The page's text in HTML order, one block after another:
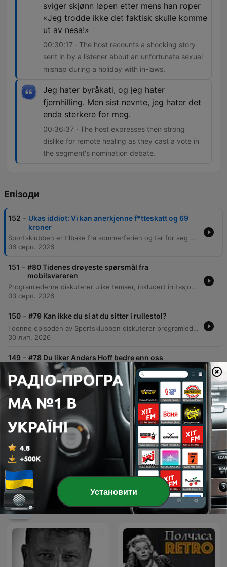
sviger skjønn løpen etter mens han roper
«Jeg trodde ikke det faktisk skulle komme
ut av nesa!»
00:30:17 · The host recounts a shocking story
sent in by a listener about an unfortunate sexual
mishap during a holiday with in-laws.
Jeg hater byråkati, og jeg hater
fjernhilling. Men sist nevnte, jeg hater det
enda sterkere for meg.
00:36:37 · The host expresses their strong
dislike for remote healing as they cast a vote in
the segment's nomination debate.
Епізоди
152 - Ukas iddiot: Vi kan anerkjenne f*tteskatt og 69
kroner
Sportsklubben er tilbake fra sommerferien og tar for seg alt fra virale Instagram-reklamer og 'pop-sjokk' på fotballkamper til politiske utspill om Erling Braut Haaland. Programlederne diskuterer også kontroversielle debatter om sosial etikette i naturen og menns oppførsel i skogen. Episoden går videre med lytterinnspill og absurde nyheter, inkludert historier om 'fitteskatt', fjernhealing for dyr og en rystende lytterhistorie om et mislykket seksuelt eksperiment under en familieferie. Programmet avsluttes med informasjon om kommende live-show.
06 серп. 2026
151 - #80 Tidenes drøyeste spørsmål fra
mobilsvareren
Programlederne diskuterer ulike temaer, inkludert irritasjon over matvideoer på sosiale medier og deres egne matpreferanser. Samtalen beveger seg videre til et ekstremt og kontroversielt tankeeksperiment om et incestuøst dilemma. Episoden utforsker også debatten om objektive kriterier for god musikk, med sammenligninger mellom Elvis og moderne strømmetrender, før den avsluttes med en diskusjon om hvordan vannmolekyler reagerer på ulike typer lyd og energi.
03 серп. 2026
150 - #79 Kan ikke du si at du sitter i rullestol?
I denne episoden av Sportsklubben diskuterer programlederne overgangen fra sommer til høst, samt de emosjonelle aspektene ved at ferien nærmer seg slutten. De reflekterer over gleden ved å se frem til ting kontra det å leve i øyeblikket. Programmet går videre til å svare på lytterspørsmål om alt fra Uber-rating og personlige erfaringer med transporttjenester, til hvem som er dårligst på byggeprosjekter. De diskuterer også favoritt-TV-programmer de kunne sett resten av livet, inkludert Grey's Anatomy, Seinfeld og The Office.
30 лип. 2026
149 - #78 Du liker Anders Hoff bedre enn oss
Programlederne diskuterer alt fra ferieplaner og forventninger rundt en kommende fødsel, til personlige anekdoter om bursdager og familieforhold. Episoden tar også for seg humoristiske lytterspørsmål om anatomi og definisjonen av svigerfamilie. Diskusjonen beveger seg videre til sportstemaer, med fokus på regler rundt hjemme- og bortedrakter i fotball, samt tekniske detaljer ved bruk av fotballstrømper.
27 лип. 2026
148 - #77 Jeg synes barneidrett er piss
Programlederne diskuterer ulike temaer, inkludert en oppfordring til lytterne om å sende inn bilder fra ferien og en debatt om hvem i Sportsklubben som er det beste eller verste forbildet. Episoden tar opp kontroversielle 'brandfakler' om barneidrett og kjønnsidentitet. Samtalen beveger seg videre til nostalgiske minner om å leie film på VHS og oppleve fysiske videobutikker. Programlederne reflekterer også over barndommens enkle gleder, som konglesanking og det sosiale livet i nabolaget før digitale plattformer tok over.
23 лип. 2026
Показати інші епізоди
Більше Дозвілля подкастів
Показати всі
Установити